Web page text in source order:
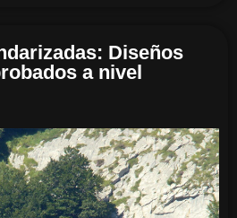
Diseños
a nivel